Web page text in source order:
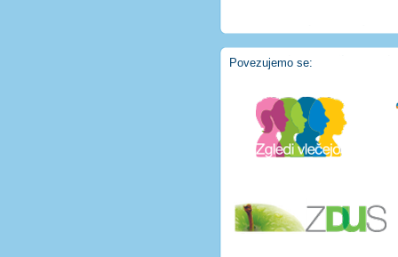
Povezujemo se: